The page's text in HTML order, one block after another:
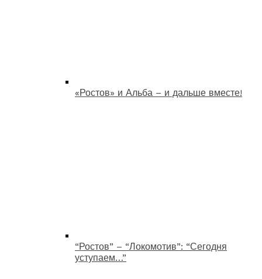
«Ростов» и Альба – и дальше вместе!
“Ростов” – “Локомотив”: “Сегодня
уступаем…”